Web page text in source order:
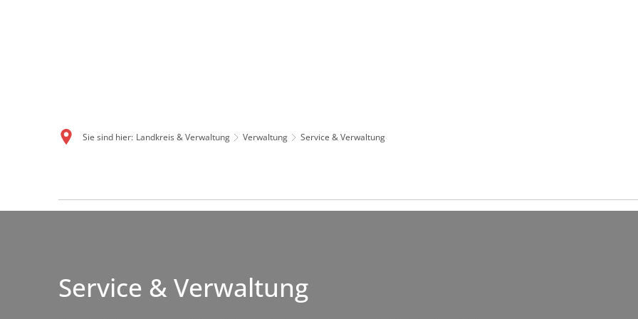
Sie sind hier: Landkreis & Verwaltung Verwaltung Service & Verwaltung
Service
Service & Verwaltung